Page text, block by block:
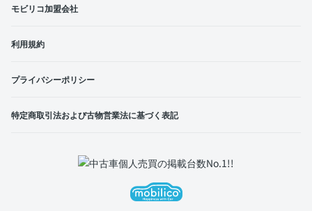
モビリコ加盟会社
利用規約
プライバシーポリシー
特定商取引法および古物営業法に基づく表記